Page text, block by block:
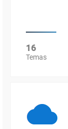
16
Temas